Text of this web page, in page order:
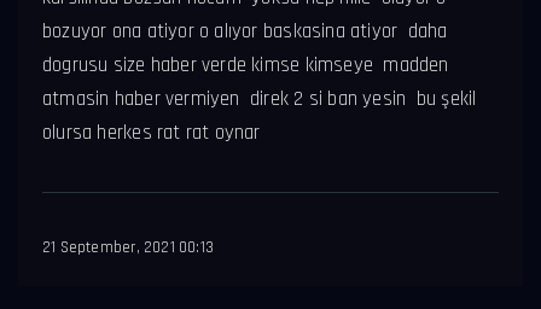
bozuyor ona atiyor o alıyor baskasina atiyor daha
dogrusu size haber verde kimse kimseye madden
atmasin haber vermiyen direk 2 si ban yesin bu şekil
olursa herkes rat rat oynar
21 September, 2021 00:13